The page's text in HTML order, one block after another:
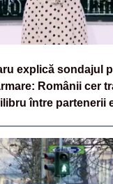
explică sondajul
Românii cer
între partenerii